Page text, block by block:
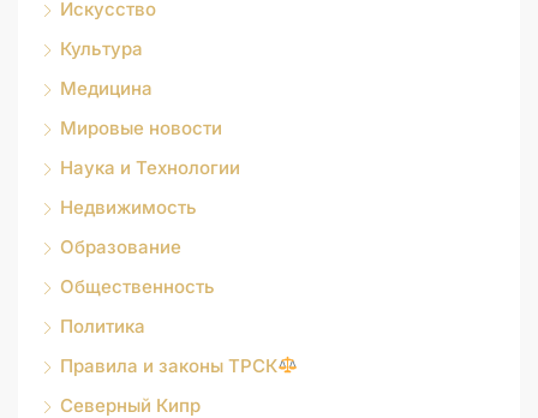
Искусство
Культура
Медицина
Мировые новости
Наука и Технологии
Недвижимость
Образование
Общественность
Политика
Правила и законы ТРСК
Северный Кипр